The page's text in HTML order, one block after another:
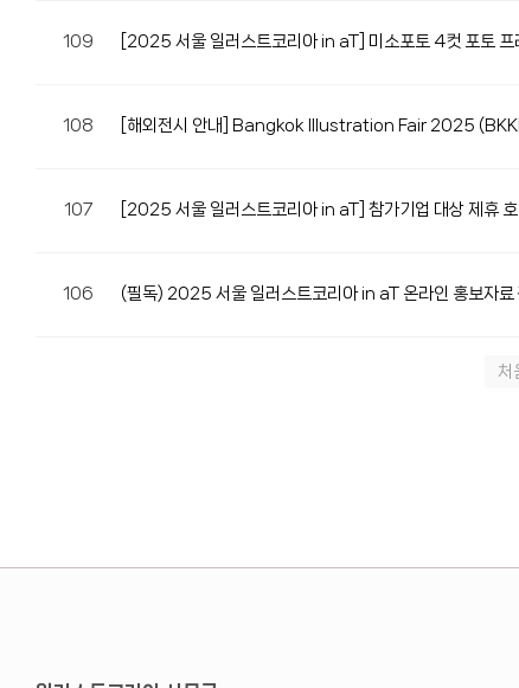
109 [2025 서울 일러스트코리아 in aT] 미소포토 4컷 포토 프
108 [해외전시 안내] Bangkok Illustration Fair 2025
107 [2025 서울 일러스트코리아 in aT] 참가기업 대상 제휴 호
106 (필독) 2025 서울 일러스트코리아 in aT 온라인 홍보자료
처